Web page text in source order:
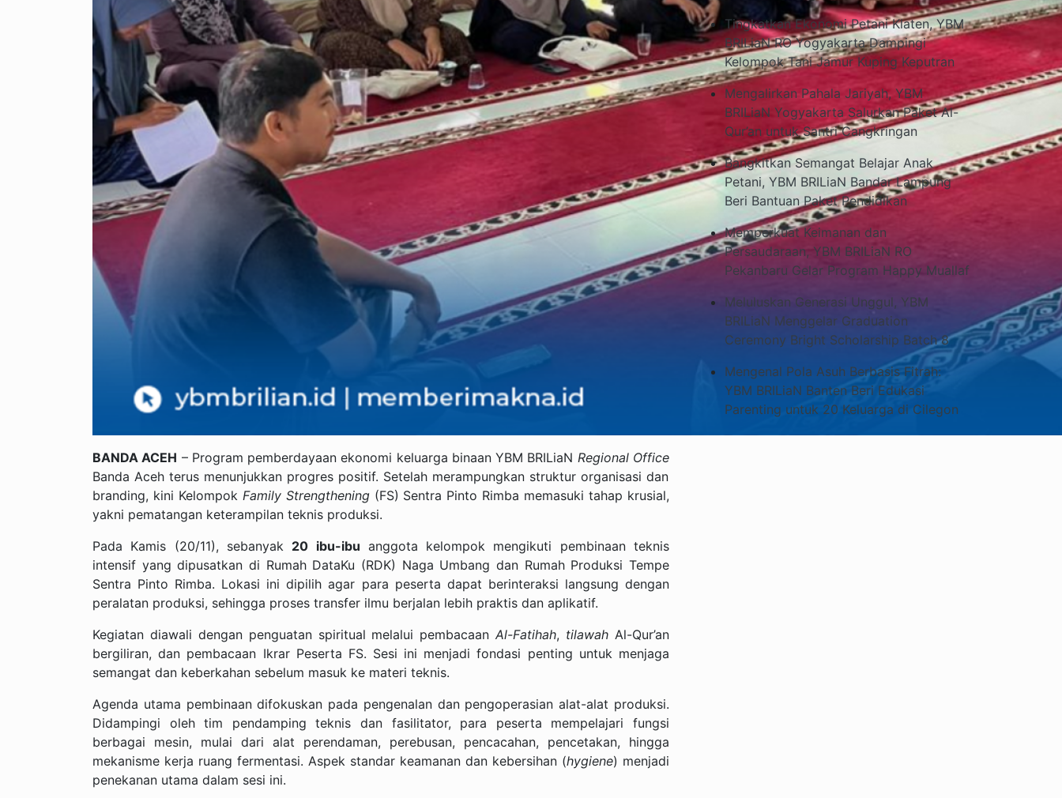
BANDA ACEH – Program pemberdayaan ekonomi keluarga binaan YBM BRILiaN Regional Office
Banda Aceh terus menunjukkan progres positif. Setelah merampungkan struktur organisasi dan
branding, kini Kelompok Family Strengthening (FS) Sentra Pinto Rimba memasuki tahap krusial,
yakni pematangan keterampilan teknis produksi.
Pada Kamis (20/11), sebanyak 20 ibu-ibu anggota kelompok mengikuti pembinaan teknis
intensif yang dipusatkan di Rumah DataKu (RDK) Naga Umbang dan Rumah Produksi Tempe
Sentra Pinto Rimba. Lokasi ini dipilih agar para peserta dapat berinteraksi langsung dengan
peralatan produksi, sehingga proses transfer ilmu berjalan lebih praktis dan aplikatif.
Kegiatan diawali dengan penguatan spiritual melalui pembacaanAl-Fatihah, tilawah Al-Qur’an
bergiliran, dan pembacaan Ikrar Peserta FS. Sesi ini menjadi fondasi penting untuk menjaga
semangat dan keberkahan sebelum masuk ke materi teknis.
Agenda utama pembinaan difokuskan pada pengenalan dan pengoperasian alat-alat produksi.
Didampingi oleh tim pendamping teknis dan fasilitator, para peserta mempelajari fungsi
berbagai mesin, mulai dari alat perendaman, perebusan, pencacahan, pencetakan, hingga
mekanisme kerja ruang fermentasi. Aspek standar keamanan dan kebersihan (hygiene) menjadi
penekanan utama dalam sesi ini.
Tingkatkan Ekonomi Petani Klaten, YBM
BRILiaN RO Yogyakarta Dampingi
Kelompok Tani Jamur Kuping Keputran
Mengalirkan Pahala Jariyah, YBM
BRILiaN Yogyakarta Salurkan Paket Al-
Qur’an untuk Santri Cangkringan
Bangkitkan Semangat Belajar Anak
Petani, YBM BRILiaN Bandar Lampung
Beri Bantuan Paket Pendidikan
Memperkuat Keimanan dan
Persaudaraan, YBM BRILiaN RO
Pekanbaru Gelar Program Happy Muallaf
Meluluskan Generasi Unggul, YBM
BRILiaN Menggelar Graduation
Ceremony Bright Scholarship Batch 8
Mengenal Pola Asuh Berbasis Fitrah:
YBM BRILiaN Banten Beri Edukasi
Parenting untuk 20 Keluarga di Cilegon